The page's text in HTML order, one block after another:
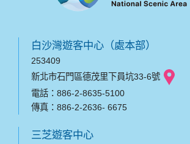
白沙灣遊客中心（處本部）
253409
新北市石門區德茂里下員坑33-6號
電話：886-2-8635-5100
傳真：886-2-2636- 6675
三芝遊客中心